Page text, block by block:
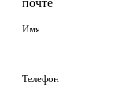
Имя
Телефон